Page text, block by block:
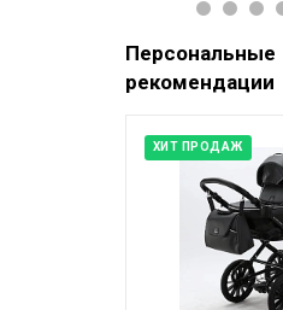
Персональные
рекомендации
ХИТ ПРОДАЖ